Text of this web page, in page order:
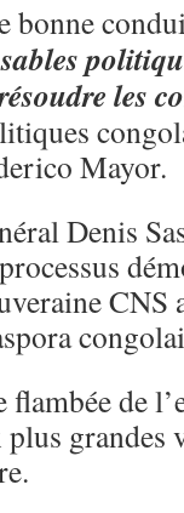
bonne
les
Mayor.
Denis
CNS
de
grandes